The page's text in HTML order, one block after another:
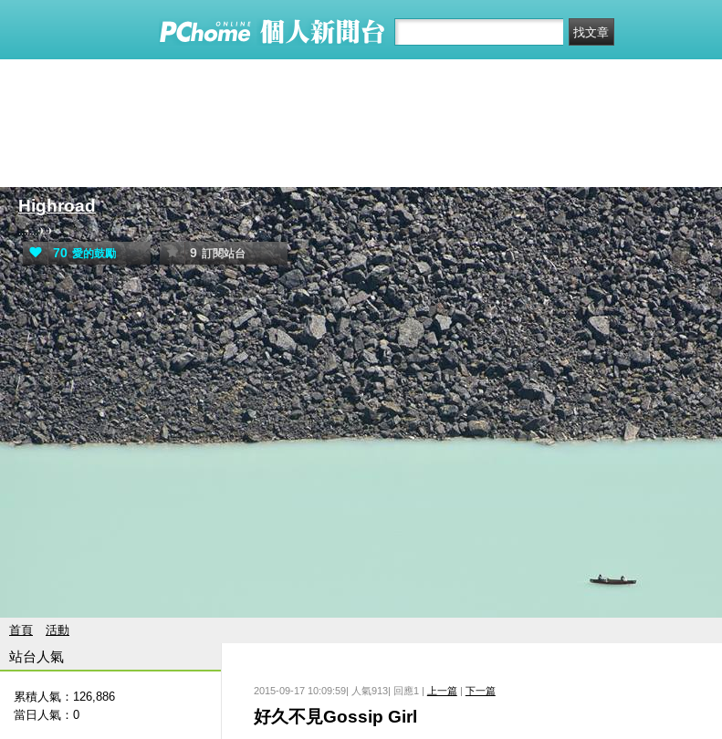
Highroad
.......✈✈
70 愛的鼓勵 9 訂閱站台
首頁 活動
2015-09-17 10:09:59| 人氣913| 回應1 | 上一篇| 下一篇
好久不見Gossip Girl
站台人氣
累積人氣： 126,886
當日人氣： 0